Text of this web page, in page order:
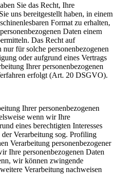
Sie das Recht, Ihre
uns bereitgestellt haben, in einem
Format zu erhalten,
Daten einem
Das Recht auf
für solche personenbezogenen
oder aufgrund eines Vertrags
Ihrer personenbezogenen
erfolgt (Art. 20 DSGVO).
Ihrer personenbezogenen
wenn wir Ihre
eines berechtigten Interesses
Verarbeitung sog. Profiling
Verarbeitung personenbezogener
Ihre personenbezogenen Daten
wir können zwingende
Verarbeitung nachweisen